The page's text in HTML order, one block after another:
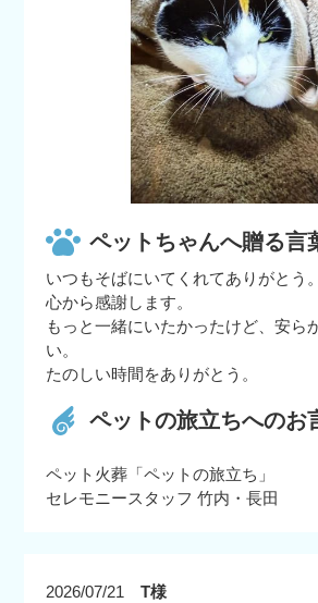
ペットちゃんへ贈る言
いつもそばにいてくれてありがとう
心から感謝します。
もっと一緒にいたかったけど、安ら
い。
たのしい時間をありがとう。
ペットの旅立ちへのお
ペット火葬「ペットの旅立ち」
セレモニースタッフ 竹内・長田
2026/07/21 T様